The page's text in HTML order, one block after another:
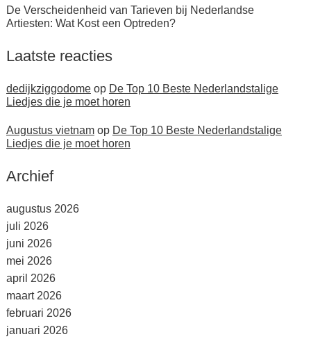
De Verscheidenheid van Tarieven bij Nederlandse
Artiesten: Wat Kost een Optreden?
Laatste reacties
dedijkziggodomeop De Top 10 Beste Nederlandstalige
Liedjes die je moet horen
Augustus vietnamop De Top 10 Beste Nederlandstalige
Liedjes die je moet horen
Archief
augustus 2026
juli 2026
juni 2026
mei 2026
april 2026
maart 2026
februari 2026
januari 2026